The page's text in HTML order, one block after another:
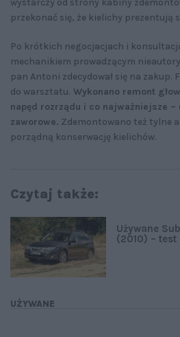
wystarczy od strony kabiny
przekonać się, że kielichy prezentują
Po krótkich negocjacjach i
mechanikiem prowadzącym
pan Antoni zdecydował się na zakup.
do warsztatu. Wykonano remont
napęd rozrządu i co najważniejsze –
zaworowe. Zdemontowano też tylne
porządną konserwację kielichów.
Czytaj także:
UŻYWANE
Używane
(2010) –